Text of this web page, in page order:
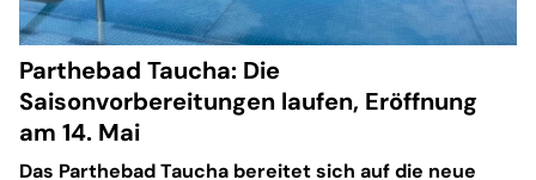
Parthebad Taucha: Die
Saisonvorbereitungen laufen, Eröffnung
am 14. Mai
Das Parthebad Taucha bereitet sich auf die neue